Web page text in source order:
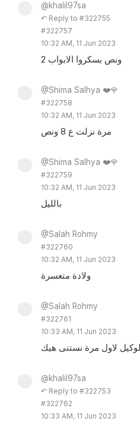
@khalil97sa
↶ Reply to #322755
#322757
10:32 AM, 11 Jun 2023
2 ونص بسكروا الابواب
@Shima Salhya ❤️🌹
#322758
10:32 AM, 11 Jun 2023
مرة نزلت ع 8 ونص
@Shima Salhya ❤️🌹
#322759
10:32 AM, 11 Jun 2023
بالليل
@Salah Rohmy
#322760
10:32 AM, 11 Jun 2023
ولادة متعسرة
@Salah Rohmy
#322761
10:33 AM, 11 Jun 2023
لاول مرة نستنى هيك
@khalil97sa
↶ Reply to #322753
#322762
10:33 AM, 11 Jun 2023